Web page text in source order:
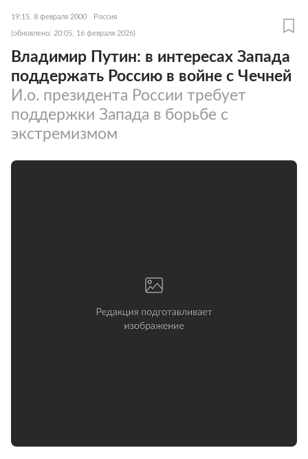
19:15, 8 февраля 2000 Россия
(обновлено: 20:05, 16 февраля 2026)
Владимир Путин: в интересах Запада
поддержать Россию в войне с Чечней
И.о. президента России требует
поддержки Запада в борьбе с
экстремизмом